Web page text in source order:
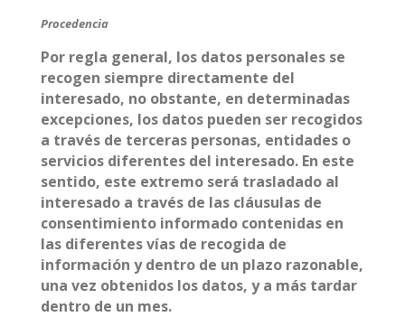
Procedencia
Por regla general, los datos personales se
recogen siempre directamente del
interesado, no obstante, en determinadas
excepciones, los datos pueden ser recogidos
a través de terceras personas, entidades o
servicios diferentes del interesado. En este
sentido, este extremo será trasladado al
interesado a través de las cláusulas de
consentimiento informado contenidas en
las diferentes vías de recogida de
información y dentro de un plazo razonable,
una vez obtenidos los datos, y a más tardar
dentro de un mes.